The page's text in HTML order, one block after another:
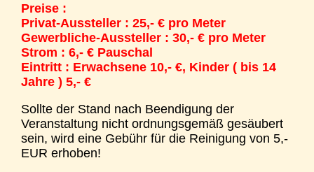
Preise :
Privat-Aussteller : 25,- € pro Meter
Gewerbliche-Aussteller : 30,- € pro Meter
Strom : 6,- € Pauschal
Eintritt : Erwachsene 10,- €, Kinder ( bis 14
Jahre ) 5,- €
Sollte der Stand nach Beendigung der
Veranstaltung nicht ordnungsgemäß gesäubert
sein, wird eine Gebühr für die Reinigung von 5,-
EUR erhoben!